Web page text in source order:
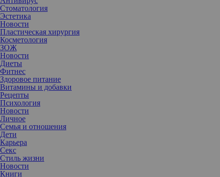
Стоматология
Эстетика
Новости
Пластическая хирургия
Косметология
ЗОЖ
Новости
Диеты
Фитнес
Здоровое питание
Витамины и добавки
Рецепты
Психология
Новости
Личное
Семья и отношения
Дети
Карьера
Секс
Стиль жизни
Новости
Книги